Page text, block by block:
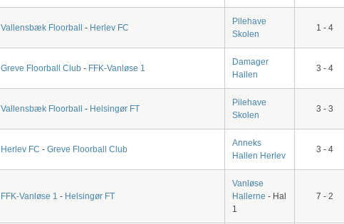
Vallensbæk Floorball - Herlev FC
Pilehave
Skolen
1 - 4
Greve Floorball Club - FFK-Vanløse 1
Damager
Hallen
3 - 4
Vallensbæk Floorball - Helsingør FT
Pilehave
Skolen
3 - 3
Herlev FC - Greve Floorball Club
Anneks
Hallen Herlev
3 - 4
FFK-Vanløse 1 - Helsingør FT
Vanløse
Hallerne - Hal
1
7 - 2